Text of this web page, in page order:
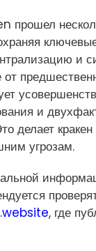
прошел
и
и
делает
угрозам.
, где